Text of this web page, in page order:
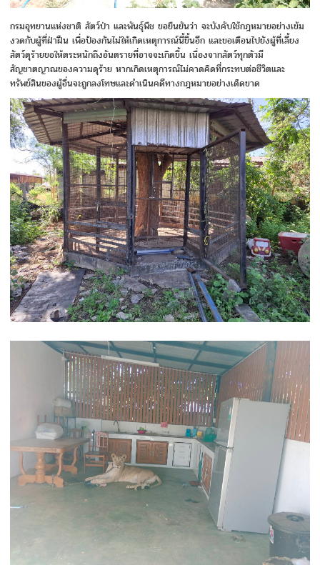
​กรมอุทยานแห่งชาติ​ สัตว์ป่า​ และพันธุ์พืช​ ขอยืนยันว่า จะบังคับใช้กฎหมายอย่างเข้ม
งวดกับผู้ที่ฝ่าฝืน เพื่อป้องกันไม่ให้เกิดเหตุการณ์นี้ขึ้นอีก และขอเตือนไปยังผู้ที่เลี้ยง
สัตว์ดุร้ายขอให้ตระหนักถึงอันตรายที่อาจจะเกิดขึ้น​ เนื่องจากสัตว์ทุกตัวมี
สัญชาตญาณของความดุร้าย​ หากเกิดเหตุการณ์ไม่คาดคิดที่กระทบต่อชีวิตและ
ทรัพย์สินของผู้อื่นจะถูกลงโทษและดำเนินคดีทางกฎหมายอย่างเด็ดขาด